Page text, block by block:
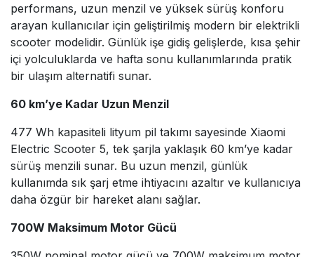
performans, uzun menzil ve yüksek sürüş konforu
arayan kullanıcılar için geliştirilmiş modern bir elektrikli
scooter modelidir. Günlük işe gidiş gelişlerde, kısa şehir
içi yolculuklarda ve hafta sonu kullanımlarında pratik
bir ulaşım alternatifi sunar.
60 km’ye Kadar Uzun Menzil
477 Wh kapasiteli lityum pil takımı sayesinde Xiaomi
Electric Scooter 5, tek şarjla yaklaşık 60 km’ye kadar
sürüş menzili sunar. Bu uzun menzil, günlük
kullanımda sık şarj etme ihtiyacını azaltır ve kullanıcıya
daha özgür bir hareket alanı sağlar.
700W Maksimum Motor Gücü